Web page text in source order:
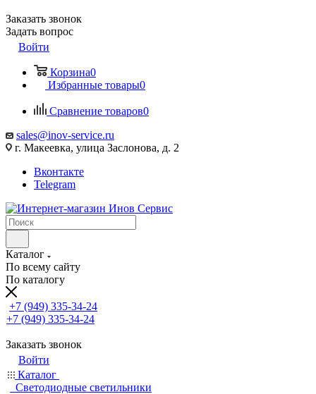
Заказать звонок
Задать вопрос
Войти
Корзина0
Избранные товары0
Сравнение товаров0
sales@inov-service.ru
г. Макеевка, улица Заслонова, д. 2
Вконтакте
Telegram
Каталог
По всему сайту
По каталогу
+7 (949) 335-34-24
+7 (949) 335-34-24
Заказать звонок
Войти
Каталог
Светодиодные светильники